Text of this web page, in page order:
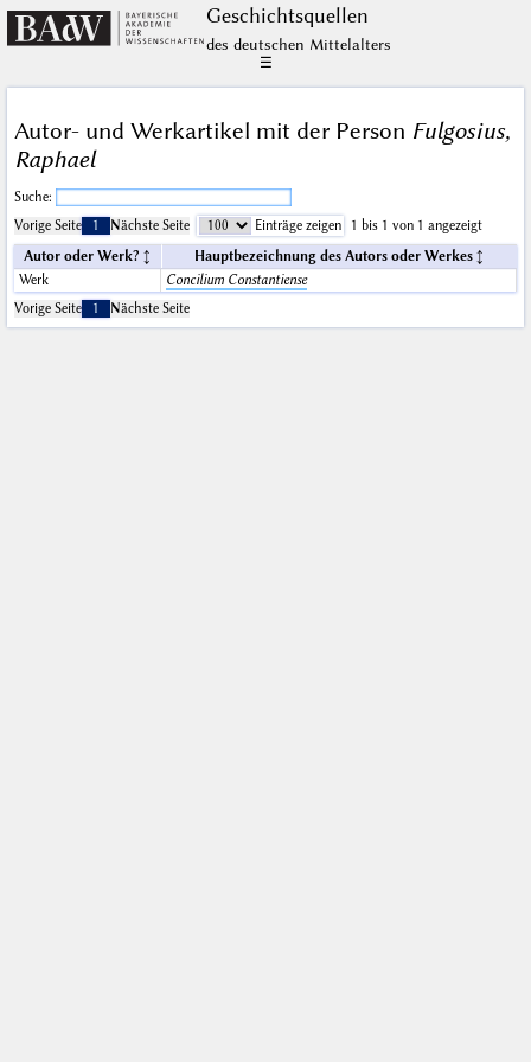
Geschichts­quellen
des deutschen Mittelalters
☰
Autor- und Werkartikel mit der Person Fulgosius,
Raphael
Suche:
Vorige Seite
1 Nächste Seite Einträge zeigen
1 bis 1 von 1 angezeigt
Autor oder Werk?
Hauptbezeichnung des Autors oder Werkes
Werk
Concilium Constantiense
Vorige Seite
1 Nächste Seite